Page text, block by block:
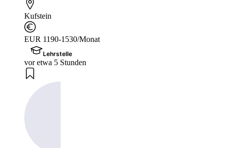
Kufstein
EUR 1190-1530/Monat
Lehrstelle
vor etwa 5 Stunden